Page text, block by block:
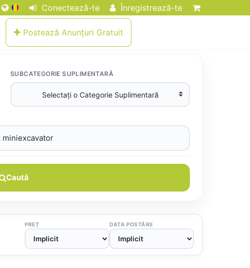
Conectează-te Înregistrează-te
Postează Anunțuri Gratuit
SUBCATEGORIE SUPLIMENTARĂ
Caută
PREȚ DATA POSTĂRII